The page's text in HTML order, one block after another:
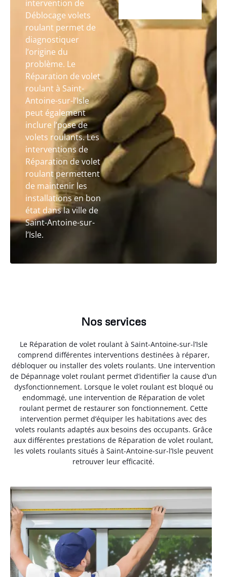
intervention de
Déblocage volets
roulant permet de
diagnostiquer
l’origine du
problème. Le
Réparation de volet
roulant à Saint-
Antoine-sur-l’Isle
peut également
inclure l’pose de
volets roulants. Les
interventions de
Réparation de volet
roulant permettent
de maintenir les
installations en bon
état dans la ville de
Saint-Antoine-sur-
l’Isle.
Nos services
Le Réparation de volet roulant à Saint-Antoine-sur-l’Isle
comprend différentes interventions destinées à réparer,
débloquer ou installer des volets roulants. Une intervention
de Dépannage volet roulant permet d’identifier la cause d’un
dysfonctionnement. Lorsque le volet roulant est bloqué ou
endommagé, une intervention de Réparation de volet
roulant permet de restaurer son fonctionnement. Cette
intervention permet d’équiper les habitations avec des
volets roulants adaptés aux besoins des occupants. Grâce
aux différentes prestations de Réparation de volet roulant,
les volets roulants situés à Saint-Antoine-sur-l’Isle peuvent
retrouver leur efficacité.